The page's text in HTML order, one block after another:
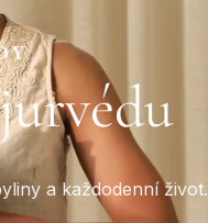
a každodenní život.